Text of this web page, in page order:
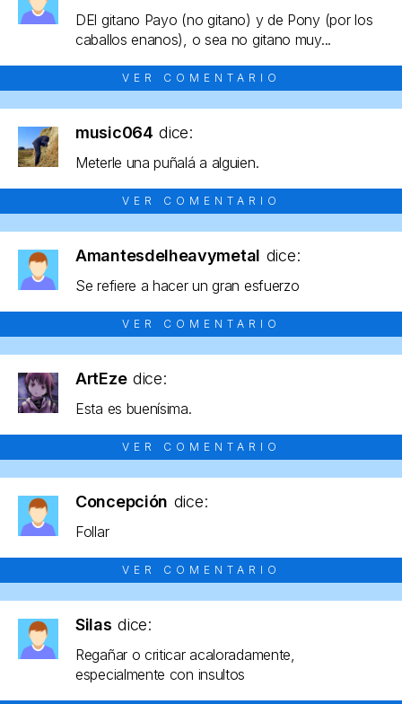
DEl gitano Payo (no gitano) y de Pony (por los
caballos enanos), o sea no gitano muy...
VER COMENTARIO
music064 dice:
Meterle una puñalá a alguien.
VER COMENTARIO
Amantesdelheavymetal dice:
Se refiere a hacer un gran esfuerzo
VER COMENTARIO
ArtEze dice:
Esta es buenísima.
VER COMENTARIO
Concepción dice:
Follar
VER COMENTARIO
Silas dice:
Regañar o criticar acaloradamente,
especialmente con insultos